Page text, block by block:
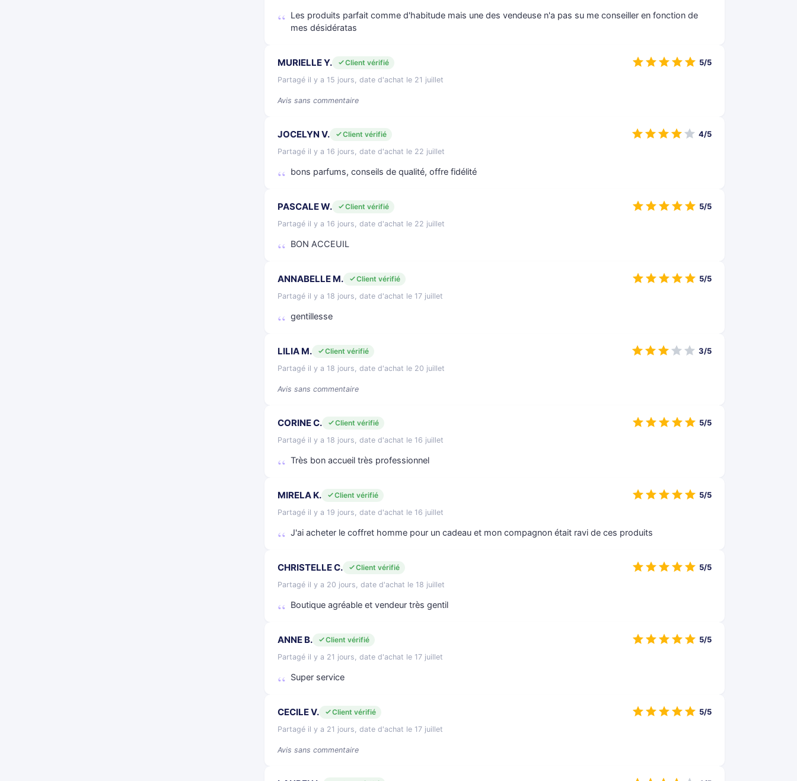
Les produits parfait comme d'habitude mais une des vendeuse n'a pas su me conseiller en fonction de
mes désidératas
MURIELLE Y.
Client vérifié
Partagé il y a 15 jours, date d'achat le 21 juillet
Avis sans commentaire
5/5
JOCELYN V.
Client vérifié
Partagé il y a 16 jours, date d'achat le 22 juillet
bons parfums, conseils de qualité, offre fidélité
4/5
PASCALE W.
Client vérifié
Partagé il y a 16 jours, date d'achat le 22 juillet
BON ACCEUIL
5/5
ANNABELLE M.
Client vérifié
Partagé il y a 18 jours, date d'achat le 17 juillet
gentillesse
5/5
LILIA M.
Client vérifié
Partagé il y a 18 jours, date d'achat le 20 juillet
Avis sans commentaire
3/5
CORINE C.
Client vérifié
Partagé il y a 18 jours, date d'achat le 16 juillet
Très bon accueil très professionnel
5/5
MIRELA K.
Client vérifié
Partagé il y a 19 jours, date d'achat le 16 juillet
J'ai acheter le coffret homme pour un cadeau et mon compagnon était ravi de ces produits
5/5
CHRISTELLE C.
Client vérifié
Partagé il y a 20 jours, date d'achat le 18 juillet
Boutique agréable et vendeur très gentil
5/5
ANNE B.
Client vérifié
Partagé il y a 21 jours, date d'achat le 17 juillet
Super service
5/5
CECILE V.
Client vérifié
Partagé il y a 21 jours, date d'achat le 17 juillet
Avis sans commentaire
5/5